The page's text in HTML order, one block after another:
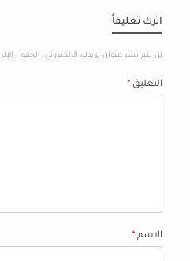
اترك تعليقاً
لن يتم نشر عنوان بريدك الإلكتروني. الحقول
التعليق *
الاسم *